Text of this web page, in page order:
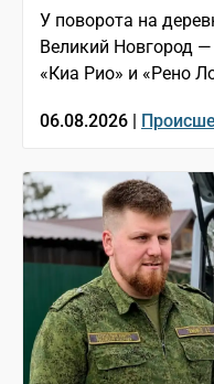
У поворота на
Великий Новгород
«Киа Рио» и «Рено
06.08.2026 |